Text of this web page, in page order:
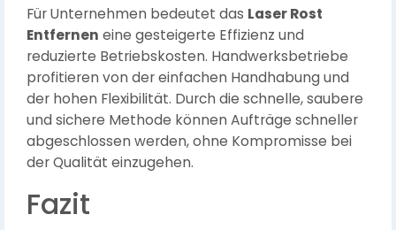
Für Unternehmen bedeutet das Laser Rost
Entfernen eine gesteigerte Effizienz und
reduzierte Betriebskosten. Handwerksbetriebe
profitieren von der einfachen Handhabung und
der hohen Flexibilität. Durch die schnelle, saubere
und sichere Methode können Aufträge schneller
abgeschlossen werden, ohne Kompromisse bei
der Qualität einzugehen.
Fazit